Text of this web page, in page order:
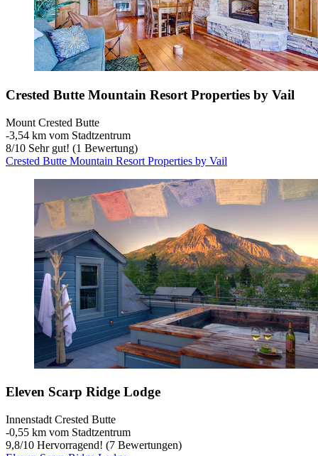
Crested Butte Mountain Resort Properties by Vail
Mount Crested Butte
‐3,54 km vom Stadtzentrum
8/10 Sehr gut! (1 Bewertung)
Crested Butte Mountain Resort Properties by Vail
Eleven Scarp Ridge Lodge
Innenstadt Crested Butte
‐0,55 km vom Stadtzentrum
9,8/10 Hervorragend! (7 Bewertungen)